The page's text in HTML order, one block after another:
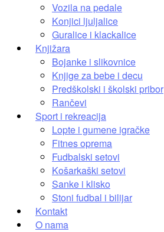
Vozila na pedale
Konjici ljuljalice
Guralice i klackalice
Knjižara
Bojanke i slikovnice
Knjige za bebe i decu
Predškolski i školski pribor
Rančevi
Sport i rekreacija
Lopte i gumene igračke
Fitnes oprema
Fudbalski setovi
Košarkaški setovi
Sanke i klisko
Stoni fudbal i bilijar
Kontakt
O nama